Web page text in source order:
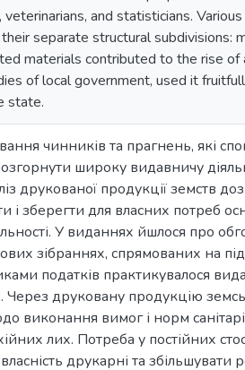
and statisticians.
separate structural subdivisions:
materials contributed to the rise
of local government, used it
state.
чинників та прагнень, які
розгорнути широку видавничу
друкованої продукції земств
і зберегти для власних потреб
У виданнях йшлося про
зібраннях, спрямованих на
податків практикувалося
друковану продукцію
виконання вимог і норм
лих. Потреба у постійних
друкарні та